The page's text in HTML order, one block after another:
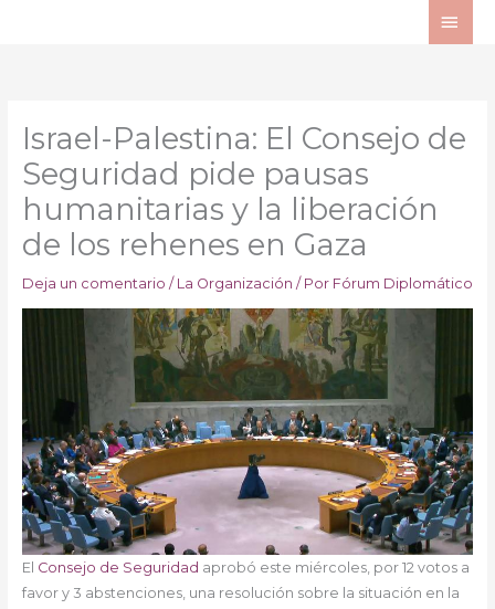
Israel-Palestina: El Consejo de
Seguridad pide pausas
humanitarias y la liberación
de los rehenes en Gaza
Deja un comentario / La Organización / Por Fórum Diplomático
El Consejo de Seguridad aprobó este miércoles, por 12 votos a
favor y 3 abstenciones, una resolución sobre la situación en la